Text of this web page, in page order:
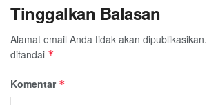
Tinggalkan Balasan
Alamat email Anda tidak akan dipublikasikan.
ditandai *
Komentar *